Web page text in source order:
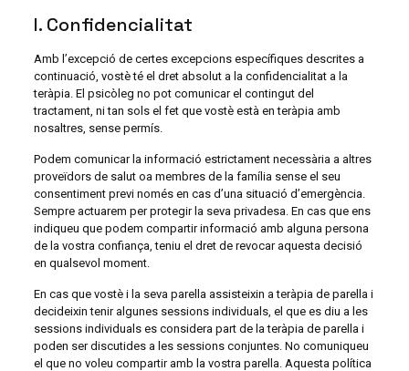
I. Confidencialitat
Amb l’excepció de certes excepcions específiques descrites a
continuació, vostè té el dret absolut a la confidencialitat a la
teràpia. El psicòleg no pot comunicar el contingut del
tractament, ni tan sols el fet que vostè està en teràpia amb
nosaltres, sense permís.
Podem comunicar la informació estrictament necessària a altres
proveïdors de salut oa membres de la família sense el seu
consentiment previ només en cas d’una situació d’emergència.
Sempre actuarem per protegir la seva privadesa. En cas que ens
indiqueu que podem compartir informació amb alguna persona
de la vostra confiança, teniu el dret de revocar aquesta decisió
en qualsevol moment.
En cas que vostè i la seva parella assisteixin a teràpia de parella i
decideixin tenir algunes sessions individuals, el que es diu a les
sessions individuals es considera part de la teràpia de parella i
poden ser discutides a les sessions conjuntes. No comuniqueu
el que no voleu compartir amb la vostra parella. Aquesta política